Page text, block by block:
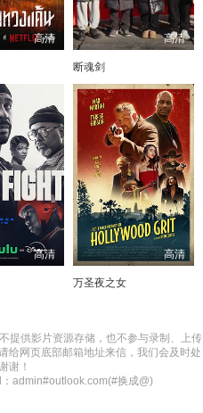
高清 高清
断魂剑
高清 高清
万圣夜之女
提供影片资源存储，也不参与录制、上传
给网页底部邮箱地址来信，我们会及时处
谢！
admin#outlook.com(#换成@)